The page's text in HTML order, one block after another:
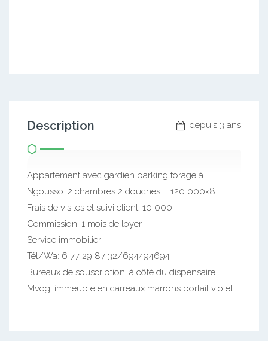
depuis 3 ans
Description
Appartement avec gardien parking forage à
Ngousso. 2 chambres 2 douches….. 120 000×8
Frais de visites et suivi client: 10 000.
Commission: 1 mois de loyer
Service immobilier
Tél/Wa: 6 77 29 87 32/694494694
Bureaux de souscription: à côté du dispensaire
Mvog, immeuble en carreaux marrons portail violet.